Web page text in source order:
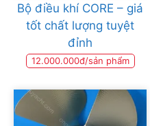
Bộ điều khí CORE – giá
tốt chất lượng tuyệt
đỉnh
12.000.000đ/sản phẩm